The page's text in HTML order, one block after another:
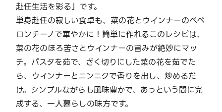
赴任生活を彩る」です。
単身赴任の寂しい食卓も、菜の花とウインナーのペペ
ロンチーノで華やかに！簡単に作れるこのレシピは、
菜の花のほろ苦さとウインナーの旨みが絶妙にマッ
チ。パスタを茹で、ざく切りにした菜の花を茹でた
ら、ウインナーとニンニクで香りを出し、炒めるだ
け。シンプルながらも風味豊かで、あっという間に完
成する、一人暮らしの味方です。